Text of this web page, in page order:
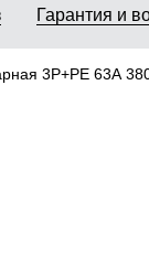
Гарантия и
3Р+РЕ 63А